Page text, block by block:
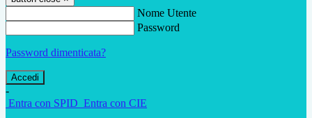
Nome Utente
Password
Password dimenticata?
-
Entra con SPID Entra con CIE